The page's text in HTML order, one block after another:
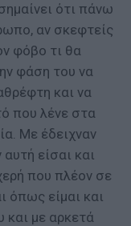
ότι πάνω
αν σκεφτείς
φόβο τι θα
φάση του να
και να
που λένε στα
Με έδειχναν
είσαι και
που πλέον σε
όπως είμαι και
και με αρκετά